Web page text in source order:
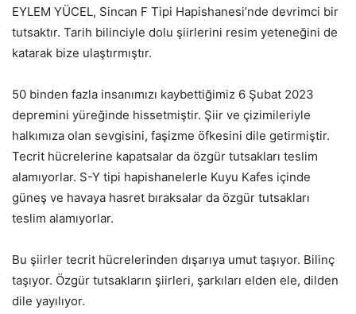
EYLEM YÜCEL, Sincan F Tipi Hapishanesi’nde devrimci bir
tutsaktır. Tarih bilinciyle dolu şiirlerini resim yeteneğini de
katarak bize ulaştırmıştır.
50 binden fazla insanımızı kaybettiğimiz 6 Şubat 2023
depremini yüreğinde hissetmiştir. Şiir ve çizimileriyle
halkımıza olan sevgisini, faşizme öfkesini dile getirmiştir.
Tecrit hücrelerine kapatsalar da özgür tutsakları teslim
alamıyorlar. S-Y tipi hapishanelerle Kuyu Kafes içinde
güneş ve havaya hasret bıraksalar da özgür tutsakları
teslim alamıyorlar.
Bu şiirler tecrit hücrelerinden dışarıya umut taşıyor. Bilinç
taşıyor. Özgür tutsakların şiirleri, şarkıları elden ele, dilden
dile yayılıyor.